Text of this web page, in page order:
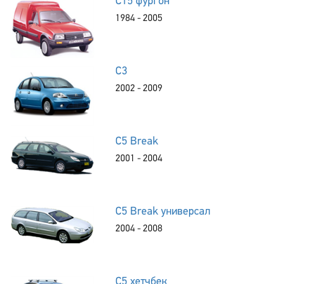
1984 - 2005
C3
2002 - 2009
C5 Break
2001 - 2004
C5 Break универсал
2004 - 2008